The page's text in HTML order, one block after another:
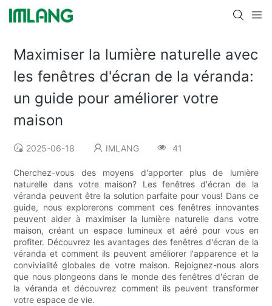
Maximiser la lumière naturelle avec
les fenêtres d'écran de la véranda:
un guide pour améliorer votre
maison
2025-06-18 IMLANG 41
Cherchez-vous des moyens d'apporter plus de lumière
naturelle dans votre maison? Les fenêtres d'écran de la
véranda peuvent être la solution parfaite pour vous! Dans ce
guide, nous explorerons comment ces fenêtres innovantes
peuvent aider à maximiser la lumière naturelle dans votre
maison, créant un espace lumineux et aéré pour vous en
profiter. Découvrez les avantages des fenêtres d'écran de la
véranda et comment ils peuvent améliorer l'apparence et la
convivialité globales de votre maison. Rejoignez-nous alors
que nous plongeons dans le monde des fenêtres d'écran de
la véranda et découvrez comment ils peuvent transformer
votre espace de vie.